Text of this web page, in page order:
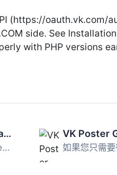
(https://oauth.vk.com/
side. See
with PHP versions
Meks Easy Social Share
Meks Easy Social Share 最初是作為我們的 Johannes WordPres...
VK Poster